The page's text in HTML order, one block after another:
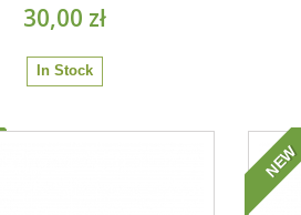
30,00 zł
In Stock
NEW